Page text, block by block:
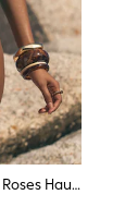
Bordure Noire Étoile De Mer - Love & Roses Haut De Bikini À Bonnets Moulés